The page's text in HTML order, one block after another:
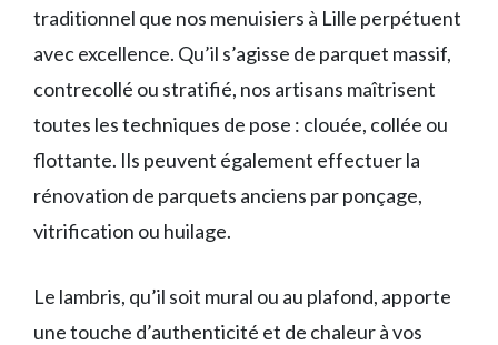
traditionnel que nos menuisiers à Lille perpétuent
avec excellence. Qu’il s’agisse de parquet massif,
contrecollé ou stratifié, nos artisans maîtrisent
toutes les techniques de pose : clouée, collée ou
flottante. Ils peuvent également effectuer la
rénovation de parquets anciens par ponçage,
vitrification ou huilage.
Le lambris, qu’il soit mural ou au plafond, apporte
une touche d’authenticité et de chaleur à vos